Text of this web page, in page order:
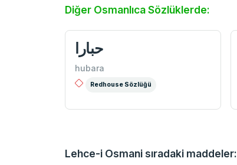
Diğer Osmanlıca Sözlüklerde:
حبارا
hubara
Redhouse Sözlüğü
Lehce-i Osmani sıradaki maddeler: